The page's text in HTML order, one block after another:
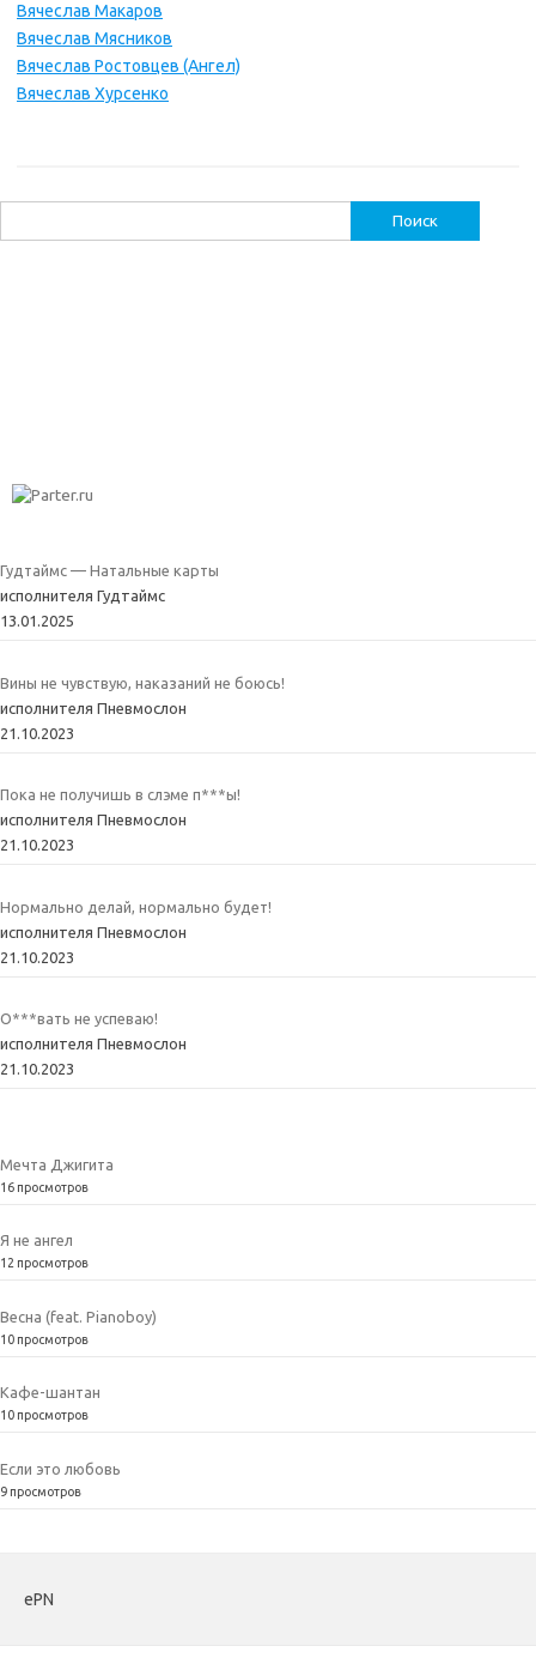
Вячеслав Макаров
Вячеслав Мясников
Вячеслав Ростовцев (Ангел)
Вячеслав Хурсенко
Гудтаймс — Натальные карты
исполнителя Гудтаймс
13.01.2025
Вины не чувствую, наказаний не боюсь!
исполнителя Пневмослон
21.10.2023
Пока не получишь в слэме п***ы!
исполнителя Пневмослон
21.10.2023
Нормально делай, нормально будет!
исполнителя Пневмослон
21.10.2023
О***вать не успеваю!
исполнителя Пневмослон
21.10.2023
Мечта Джигита
16 просмотров
Я не ангел
12 просмотров
Весна (feat. Pianoboy)
10 просмотров
Кафе-шантан
10 просмотров
Если это любовь
9 просмотров
ePN